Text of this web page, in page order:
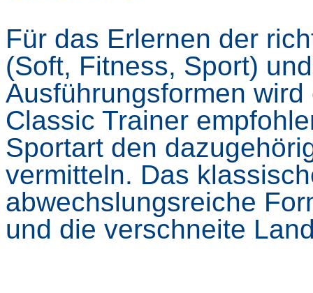
Für das Erlernen der
(Soft, Fitness, Sport)
Ausführungsformen
Classic Trainer
Sportart den
vermitteln. Das
abwechslungsreiche
und die verschneite